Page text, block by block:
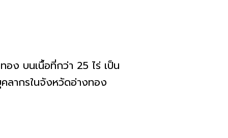
บนเนื้อที่กว่า 25 ไร่ เป็น
ลากรในจังหวัดอ่างทอง